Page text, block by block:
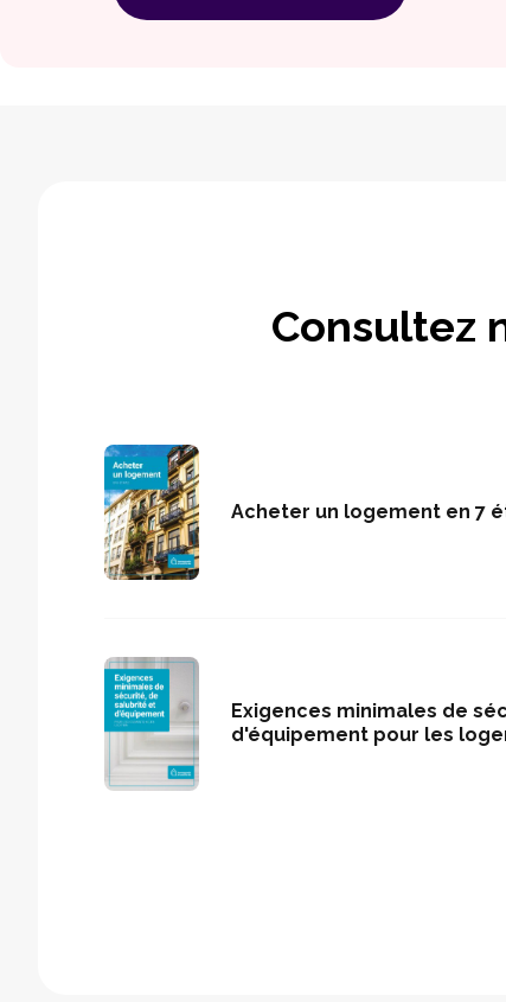
Consultez
Acheter un logement en 7
Exigences minimales de
d'équipement pour les